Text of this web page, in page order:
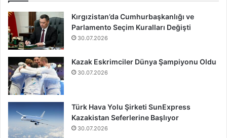
Kırgızistan’da Cumhurbaşkanlığı ve
Parlamento Seçim Kuralları Değişti
30.07.2026
Kazak Eskrimciler Dünya Şampiyonu Oldu
30.07.2026
Türk Hava Yolu Şirketi SunExpress
Kazakistan Seferlerine Başlıyor
30.07.2026